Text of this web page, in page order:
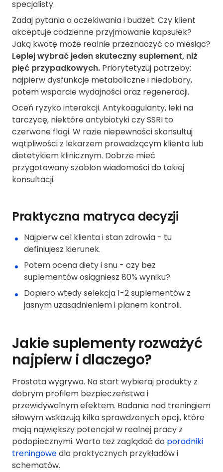
specjalisty.
Zadaj pytania o oczekiwania i budżet. Czy klient
akceptuje codzienne przyjmowanie kapsułek?
Jaką kwotę może realnie przeznaczyć co miesiąc?
Lepiej wybrać jeden skuteczny suplement, niż
pięć przypadkowych. Priorytetyzuj potrzeby:
najpierw dysfunkcje metaboliczne i niedobory,
potem wsparcie wydajności oraz regeneracji.
Oceń ryzyko interakcji. Antykoagulanty, leki na
tarczycę, niektóre antybiotyki czy SSRI to
czerwone flagi. W razie niepewności skonsultuj
wątpliwości z lekarzem prowadzącym klienta lub
dietetykiem klinicznym. Dobrze mieć
przygotowany szablon wiadomości do takiej
konsultacji.
Praktyczna matryca decyzji
Najpierw cel klienta i stan zdrowia - tu
definiujesz kierunek.
Potem ocena diety i snu - czy bez
suplementów osiągniesz 80% wyniku?
Dopiero wtedy selekcja 1-2 suplementów z
jasnym uzasadnieniem i planem kontroli.
Jakie suplementy rozważyć
najpierw i dlaczego?
Prostota wygrywa. Na start wybieraj produkty z
dobrym profilem bezpieczeństwa i
przewidywalnym efektem. Badania nad treningiem
siłowym wskazują kilka sprawdzonych opcji, które
mają największy potencjał w realnej pracy z
podopiecznymi. Warto też zaglądać do poradniki
treningowedla praktycznych przykładów i
schematów.